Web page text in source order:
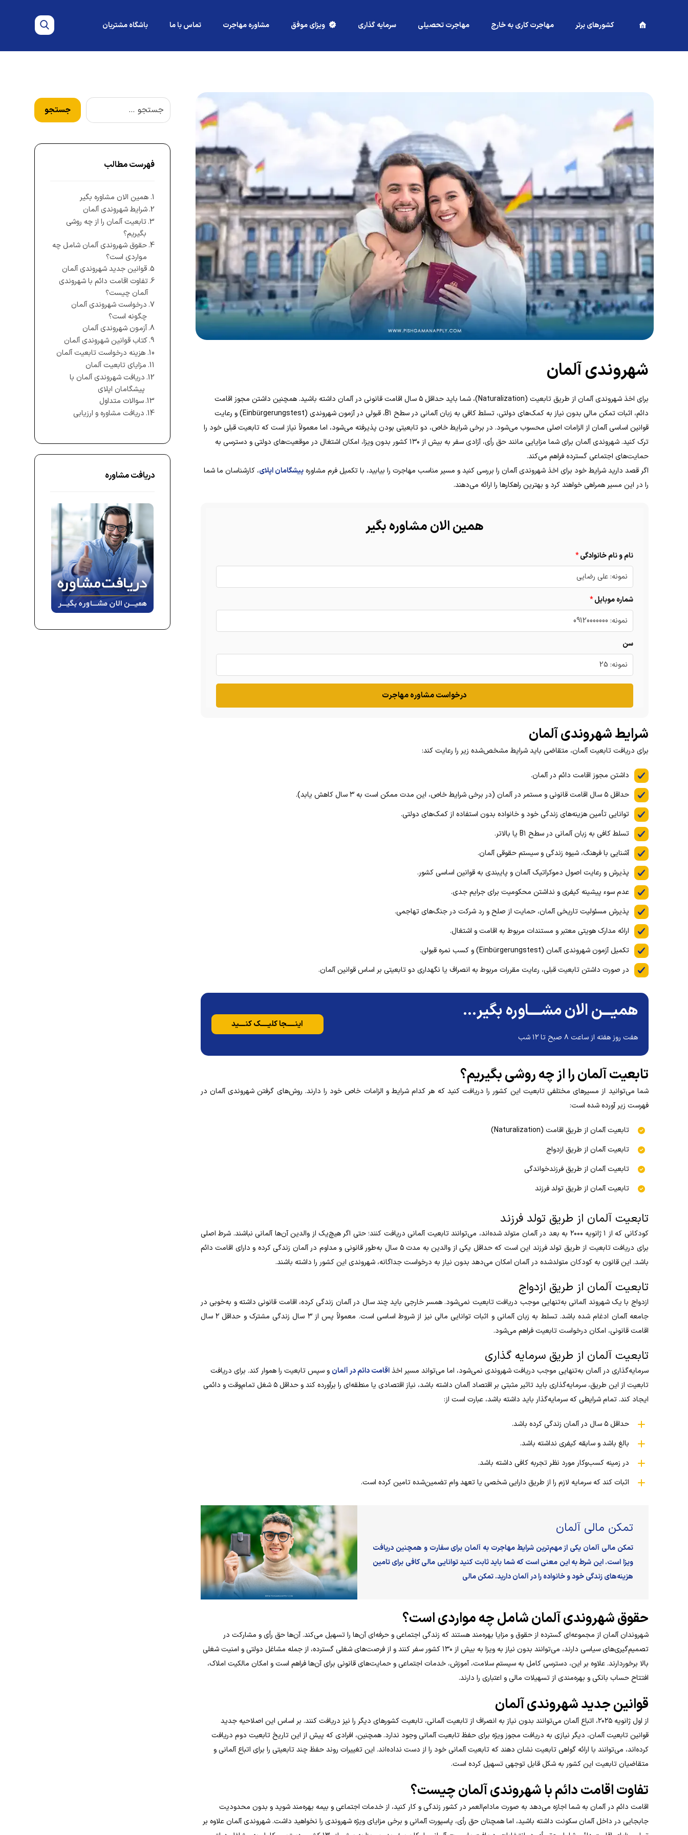
کشورهای برتر مهاجرت کاری به خارج مهاجرت تحصیلی سرمایه گذاری ویزای موفق مشاوره مهاجرت تماس با ما باشگاه مشتریان
شهروندی آلمان
برای اخذ شهروندی آلمان از طریق تابعیت (Naturalization)، شما باید حداقل ۵ سال اقامت قانونی در آلمان داشته باشید. همچنین داشتن مجوز اقامت
دائم، اثبات تمکن مالی بدون نیاز به کمک‌های دولتی، تسلط کافی به زبان آلمانی در سطح B۱، قبولی در آزمون شهروندی (Einbürgerungstest) و رعایت
قوانین اساسی آلمان از الزامات اصلی محسوب می‌شود. در برخی شرایط خاص، دو تابعیتی بودن پذیرفته می‌شود، اما معمولاً نیاز است که تابعیت قبلی خود را
ترک کنید. شهروندی آلمان برای شما مزایایی مانند حق رأی، آزادی سفر به بیش از ۱۳۰ کشور بدون ویزا، امکان اشتغال در موقعیت‌های دولتی و دسترسی به
حمایت‌های اجتماعی گسترده فراهم می‌کند.
اگر قصد دارید شرایط خود برای اخذ شهروندی آلمان را بررسی کنید و مسیر مناسب مهاجرت را بیابید، با تکمیل فرم مشاورهپیشگامان اپلای، کارشناسان ما شما
را در این مسیر همراهی خواهند کرد و بهترین راهکارها را ارائه می‌دهند.
همین الان مشاوره بگیر
نام و نام خانوادگی
شماره موبایل
سن
درخواست مشاوره مهاجرت
شرایط شهروندی آلمان
برای دریافت تابعیت آلمان، متقاضی باید شرایط مشخص‌شده زیر را رعایت کند:
داشتن مجوز اقامت دائم در آلمان.
حداقل ۵ سال اقامت قانونی و مستمر در آلمان (در برخی شرایط خاص، این مدت ممکن است به ۳ سال کاهش یابد).
توانایی تأمین هزینه‌های زندگی خود و خانواده بدون استفاده از کمک‌های دولتی.
تسلط کافی به زبان آلمانی در سطح B۱ یا بالاتر.
آشنایی با فرهنگ، شیوه زندگی و سیستم حقوقی آلمان.
پذیرش و رعایت اصول دموکراتیک آلمان و پایبندی به قوانین اساسی کشور.
عدم سوء پیشینه کیفری و نداشتن محکومیت برای جرایم جدی.
پذیرش مسئولیت تاریخی آلمان، حمایت از صلح و رد شرکت در جنگ‌های تهاجمی.
ارائه مدارک هویتی معتبر و مستندات مربوط به اقامت و اشتغال.
تکمیل آزمون شهروندی آلمان (Einbürgerungstest) و کسب نمره قبولی.
در صورت داشتن تابعیت قبلی، رعایت مقررات مربوط به انصراف یا نگهداری دو تابعیتی بر اساس قوانین آلمان.
همیـــن الان مشــــاوره بگیر...
هفت روز هفته از ساعت ۸ صبح تا ۱۲ شب
اینـــــجا کلیـــــک کنــــید
تابعیت آلمان را از چه روشی بگیریم؟
شما می‌توانید از مسیرهای مختلفی تابعیت این کشور را دریافت کنید که هر کدام شرایط و الزامات خاص خود را دارند. روش‌های گرفتن شهروندی آلمان در
فهرست زیر آورده شده است:
تابعیت آلمان از طریق اقامت (Naturalization)
تابعیت آلمان از طریق ازدواج
تابعیت آلمان از طریق فرزندخواندگی
تابعیت آلمان از طریق تولد فرزند
تابعیت آلمان از طریق تولد فرزند
کودکانی که از ۱ ژانویه ۲۰۰۰ به بعد در آلمان متولد شده‌اند، می‌توانند تابعیت آلمانی دریافت کنند؛ حتی اگر هیچ‌یک از والدین آن‌ها آلمانی نباشند. شرط اصلی
برای دریافت تابعیت از طریق تولد فرزند این است که حداقل یکی از والدین به مدت ۵ سال به‌طور قانونی و مداوم در آلمان زندگی کرده و دارای اقامت دائم
باشد. این قانون به کودکان متولدشده در آلمان امکان می‌دهد بدون نیاز به درخواست جداگانه، شهروندی این کشور را داشته باشند.
تابعیت آلمان از طریق ازدواج
ازدواج با یک شهروند آلمانی به‌تنهایی موجب دریافت تابعیت نمی‌شود. همسر خارجی باید چند سال در آلمان زندگی کرده، اقامت قانونی داشته و به‌خوبی در
جامعه آلمان ادغام شده باشد. تسلط به زبان آلمانی و اثبات توانایی مالی نیز از شروط اساسی است. معمولاً پس از ۳ سال زندگی مشترک و حداقل ۲ سال
اقامت قانونی، امکان درخواست تابعیت فراهم می‌شود.
تابعیت آلمان از طریق سرمایه گذاری
سرمایه‌گذاری در آلمان به‌تنهایی موجب دریافت شهروندی نمی‌شود، اما می‌تواند مسیر اخذاقامت دائم در آلمان و سپس تابعیت را هموار کند. برای دریافت
تابعیت از این طریق، سرمایه‌گذاری باید تاثیر مثبتی بر اقتصاد آلمان داشته باشد، نیاز اقتصادی یا منطقه‌ای را برآورده کند و حداقل ۵ شغل تمام‌وقت و دائمی
ایجاد کند. تمام شرایطی که سرمایه‌گذار باید داشته باشد، عبارت است از:
حداقل ۵ سال در آلمان زندگی کرده باشد.
بالغ باشد و سابقه کیفری نداشته باشد.
در زمینه کسب‌وکار مورد نظر تجربه کافی داشته باشد.
اثبات کند که سرمایه لازم را از طریق دارایی شخصی یا تعهد وام تضمین‌شده تامین کرده است.
تمکن مالی آلمان
تمکن مالی آلمان یکی از مهم‌ترین شرایط مهاجرت به آلمان برای سفارت و همچنین دریافت
ویزا است. این شرط به این معنی است که شما باید ثابت کنید توانایی مالی کافی برای تامین
هزینه‌های زندگی خود و خانواده‌ را در آلمان دارید. تمکن مالی
حقوق شهروندی آلمان شامل چه مواردی است؟
شهروندان آلمان از مجموعه‌ای گسترده از حقوق و مزایا بهره‌مند هستند که زندگی اجتماعی و حرفه‌ای آن‌ها را تسهیل می‌کند. آن‌ها حق رأی و مشارکت در
تصمیم‌گیری‌های سیاسی دارند، می‌توانند بدون نیاز به ویزا به بیش از ۱۳۰ کشور سفر کنند و از فرصت‌های شغلی گسترده، از جمله مشاغل دولتی و امنیت شغلی
بالا برخوردارند. علاوه بر این، دسترسی کامل به سیستم سلامت، آموزش، خدمات اجتماعی و حمایت‌های قانونی برای آن‌ها فراهم است و امکان مالکیت املاک،
افتتاح حساب بانکی و بهره‌مندی از تسهیلات مالی و اعتباری را دارند.
قوانین جدید شهروندی آلمان
از اول ژانویه ۲۰۲۵، اتباع آلمان می‌توانند بدون نیاز به انصراف از تابعیت آلمانی، تابعیت کشورهای دیگر را نیز دریافت کنند. بر اساس این اصلاحیه جدید
قوانین تابعیت آلمان، دیگر نیازی به دریافت مجوز ویژه برای حفظ تابعیت آلمانی وجود ندارد. همچنین، افرادی که پیش از این تاریخ تابعیت دوم دریافت
کرده‌اند، می‌توانند با ارائه گواهی تابعیت نشان دهند که تابعیت آلمانی خود را از دست نداده‌اند. این تغییرات روند حفظ چند تابعیتی را برای اتباع آلمانی و
متقاضیان تابعیت این کشور به شکل قابل توجهی تسهیل کرده است.
تفاوت اقامت دائم با شهروندی آلمان چیست؟
اقامت دائم در آلمان به شما اجازه می‌دهد به صورت مادام‌العمر در کشور زندگی و کار کنید، از خدمات اجتماعی و بیمه بهره‌مند شوید و بدون محدودیت
جابجایی در داخل آلمان سکونت داشته باشید، اما همچنان حق رأی، پاسپورت آلمانی و برخی مزایای ویژه شهروندی را نخواهید داشت. شهروندی آلمان علاوه بر
فهرست مطالب
همین الان مشاوره بگیر
شرایط شهروندی آلمان
تابعیت آلمان را از چه روشی
بگیریم؟
حقوق شهروندی آلمان شامل چه
مواردی است؟
قوانین جدید شهروندی آلمان
تفاوت اقامت دائم با شهروندی
آلمان چیست؟
درخواست شهروندی آلمان
چگونه است؟
آزمون شهروندی آلمان
کتاب قوانین شهروندی آلمان
هزینه درخواست تابعیت آلمان
مزایای تابعیت آلمان
دریافت شهروندی آلمان با
پیشگامان اپلای
سوالات متداول
دریافت مشاوره و ارزیابی
دریافت مشاوره